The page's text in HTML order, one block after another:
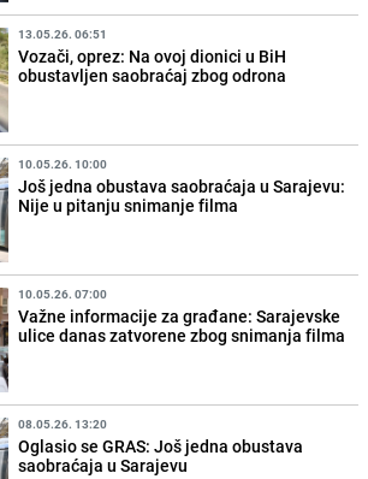
13.05.26. 06:51
Vozači, oprez: Na ovoj dionici u BiH
obustavljen saobraćaj zbog odrona
10.05.26. 10:00
Još jedna obustava saobraćaja u Sarajevu:
Nije u pitanju snimanje filma
10.05.26. 07:00
Važne informacije za građane: Sarajevske
ulice danas zatvorene zbog snimanja filma
08.05.26. 13:20
Oglasio se GRAS: Još jedna obustava
saobraćaja u Sarajevu